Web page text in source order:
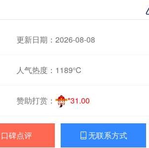
更新日期：2026-08-08
人气热度： 1189℃
赞助打赏： *31.00
口碑点评  无联系方式